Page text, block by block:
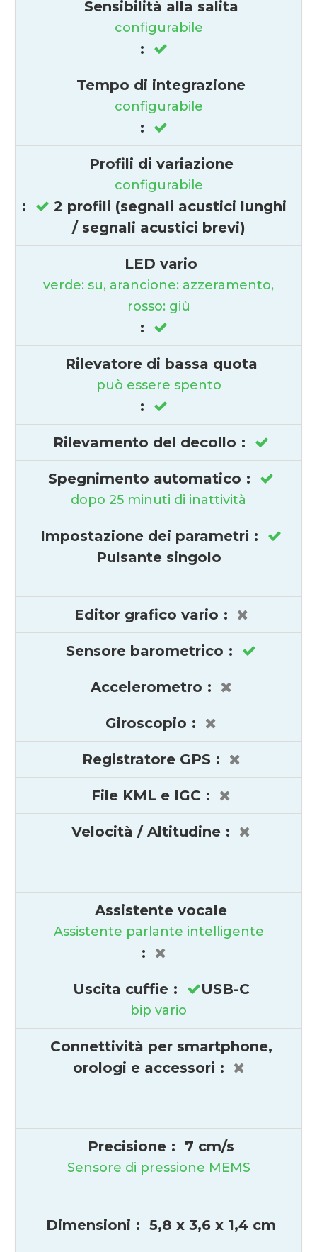
Sensibilità alla salita
configurabile
:
Tempo di integrazione
configurabile
:
Profili di variazione
configurabile
:
2 profili (segnali acustici lunghi
/ segnali acustici brevi)
LED vario
verde: su, arancione: azzeramento,
rosso: giù
:
Rilevatore di bassa quota
può essere spento
:
Rilevamento del decollo :
Spegnimento automatico :
dopo 25 minuti di inattività
Impostazione dei parametri :
Pulsante singolo
Editor grafico vario :
Sensore barometrico :
Accelerometro :
Giroscopio :
Registratore GPS :
File KML e IGC :
Velocità / Altitudine :
Assistente vocale
Assistente parlante intelligente
:
Uscita cuffie : USB-C
bip vario
Connettività per smartphone,
orologi e accessori :
Precisione : 7 cm/s
Sensore di pressione MEMS
Dimensioni : 5,8 x 3,6 x 1,4 cm